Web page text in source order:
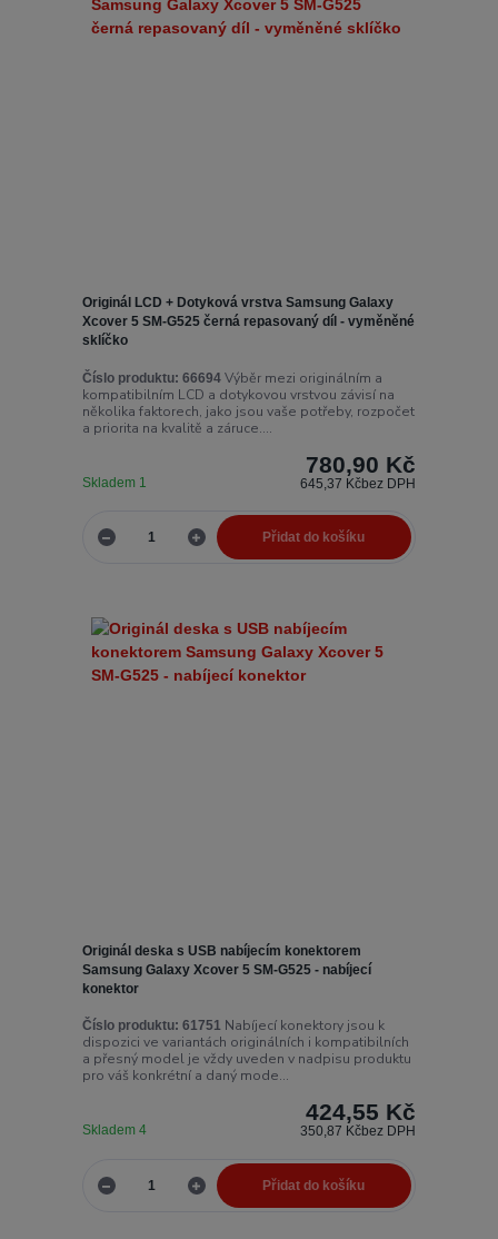
Originál LCD + Dotyková vrstva Samsung Galaxy
Xcover 5 SM-G525 černá repasovaný díl - vyměněné
sklíčko
Číslo produktu: 66694Výběr mezi originálním a
kompatibilním LCD a dotykovou vrstvou závisí na
několika faktorech, jako jsou vaše potřeby, rozpočet
a priorita na kvalitě a záruce....
780,90 Kč
645,37 Kčbez DPH
Skladem 1
Přidat do košíku
Originál deska s USB nabíjecím konektorem
Samsung Galaxy Xcover 5 SM-G525 - nabíjecí
konektor
Číslo produktu: 61751Nabíjecí konektory jsou k
dispozici ve variantách originálních i kompatibilních
a přesný model je vždy uveden v nadpisu produktu
pro váš konkrétní a daný mode...
424,55 Kč
350,87 Kčbez DPH
Skladem 4
Přidat do košíku